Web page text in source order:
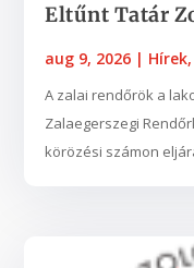
Eltűnt Tatár
aug 9, 2026 | Hírek,
A zalai rendőrök a
Zalaegerszegi
körözési számon